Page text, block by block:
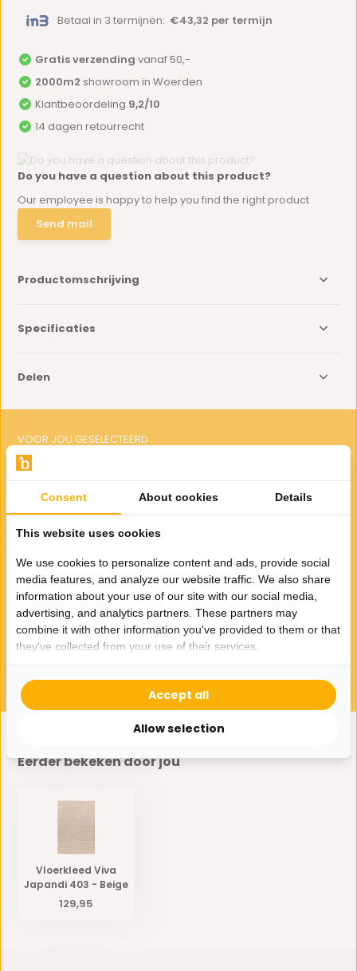
Betaal in 3 termijnen: €43,32 per termijn
Gratis verzending vanaf 50,-
2000m2 showroom in Woerden
Klantbeoordeling 9,2/10
14 dagen retourrecht
Do you have a question about this product?
Our employee is happy to help you find the right product
Send mail
Productomschrijving
Specificaties
Delen
VOOR JOU GESELECTEERD
Gerelateerde producten
Vloerkleed Cleanser -
Reiniger
17,95
Eerder bekeken door jou
Vloerkleed Viva
Japandi 403 - Beige
129,95
Consent About cookies Details
This website uses cookies
We use cookies to personalize content and ads, provide social
media features, and analyze our website traffic. We also share
information about your use of our site with our social media,
advertising, and analytics partners. These partners may
combine it with other information you've provided to them or that
they've collected from your use of their services.
Allow selection
Accept all